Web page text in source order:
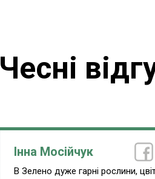
Інна Мосійчук
В Зелено дуже гарні рослини,
Чесні